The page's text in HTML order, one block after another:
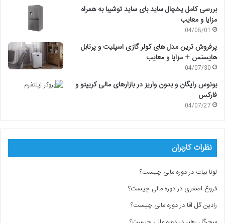
بررسی کامل یخچال ساید بای ساید توشیبا به همراه
مزایا و معایب
04/08/01
پرفروش ترین مدل های کولر گازی اسپلیت و پرتابل
هایسنس + مزایا و معایب
04/07/30
بونوس رایگان و بدون واریز در بازارهای مالی کریپتو و
فارکس
04/07/27
نظرات کاربران
لونا بیات دردوره مالی چیست؟
فروغ اصغری دردوره مالی چیست؟
رادین گل آقا دردوره مالی چیست؟